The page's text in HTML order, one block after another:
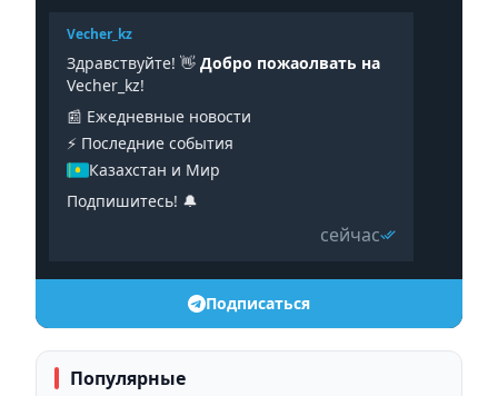
Vecher_kz
Здравствуйте! 👋 Добро пожаолвать на
Vecher_kz!
📰 Ежедневные новости
⚡️ Последние события
Казахстан и Мир
Подпишитесь! 🔔
сейчас
Подписаться
Популярные